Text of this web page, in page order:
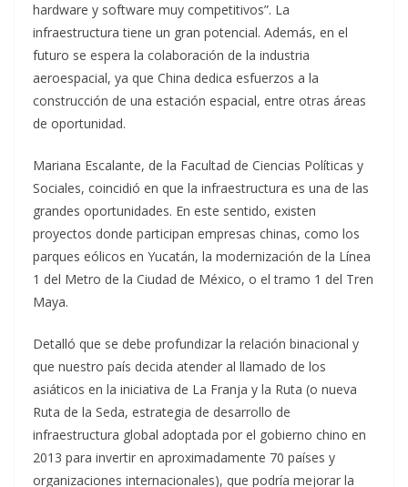
hardware y software muy competitivos”. La
infraestructura tiene un gran potencial. Además, en el
futuro se espera la colaboración de la industria
aeroespacial, ya que China dedica esfuerzos a la
construcción de una estación espacial, entre otras áreas
de oportunidad.
Mariana Escalante, de la Facultad de Ciencias Políticas y
Sociales, coincidió en que la infraestructura es una de las
grandes oportunidades. En este sentido, existen
proyectos donde participan empresas chinas, como los
parques eólicos en Yucatán, la modernización de la Línea
1 del Metro de la Ciudad de México, o el tramo 1 del Tren
Maya.
Detalló que se debe profundizar la relación binacional y
que nuestro país decida atender al llamado de los
asiáticos en la iniciativa de La Franja y la Ruta (o nueva
Ruta de la Seda, estrategia de desarrollo de
infraestructura global adoptada por el gobierno chino en
2013 para invertir en aproximadamente 70 países y
organizaciones internacionales), que podría mejorar la